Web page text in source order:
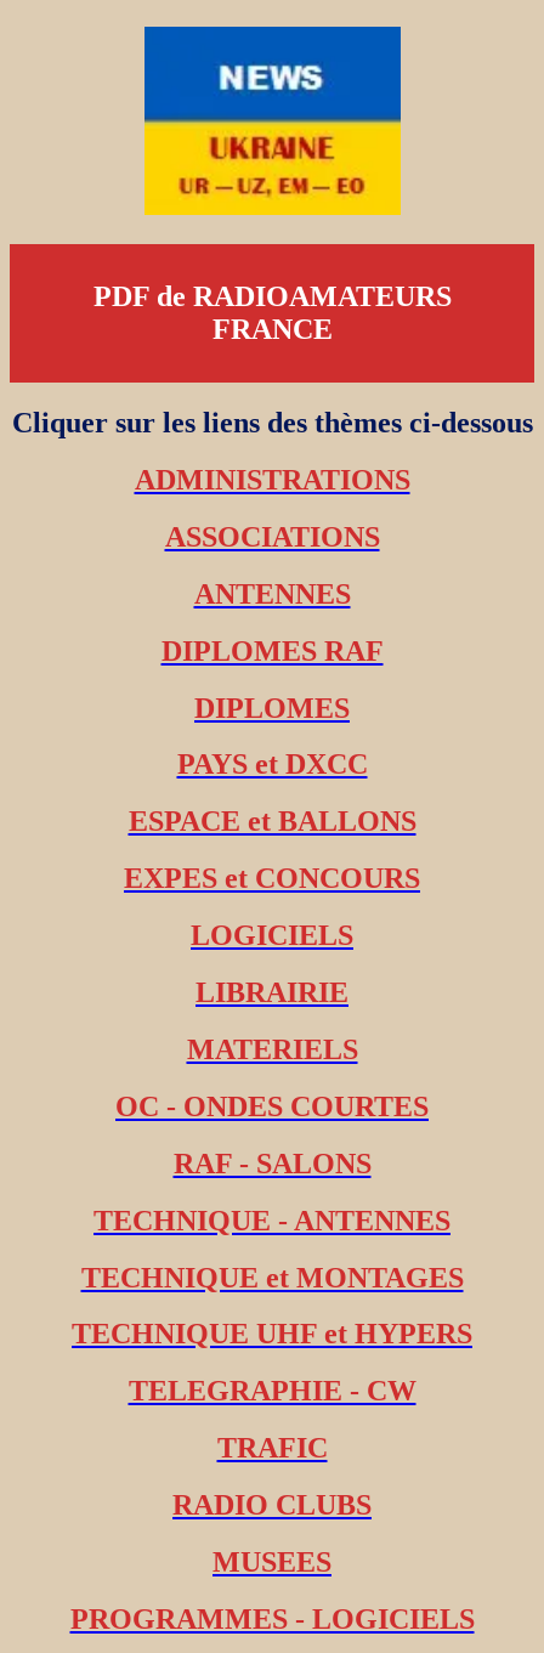
PDF de RADIOAMATEURS
FRANCE
Cliquer sur les liens des thèmes ci-dessous
ADMINISTRATIONS
ASSOCIATIONS
ANTENNES
DIPLOMES RAF
DIPLOMES
PAYS et DXCC
ESPACE et BALLONS
EXPES et CONCOURS
LOGICIELS
LIBRAIRIE
MATERIELS
OC - ONDES COURTES
RAF - SALONS
TECHNIQUE - ANTENNES
TECHNIQUE et MONTAGES
TECHNIQUE UHF et HYPERS
TELEGRAPHIE - CW
TRAFIC
RADIO CLUBS
MUSEES
PROGRAMMES - LOGICIELS